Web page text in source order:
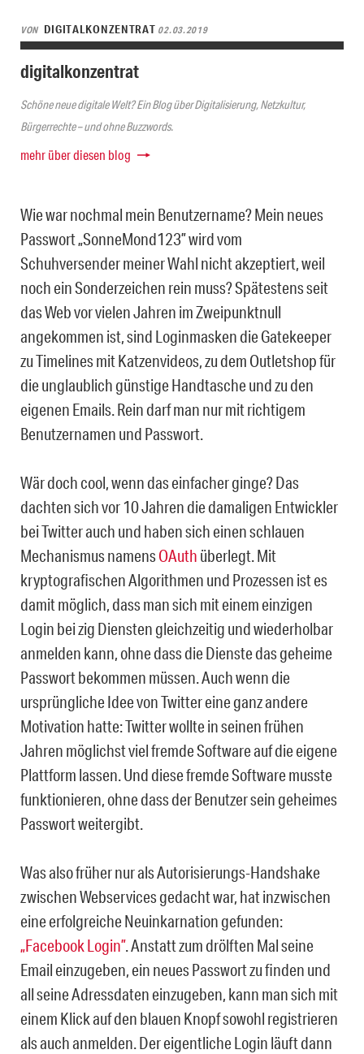
VON DIGITALKONZENTRAT 02.03.2019
digitalkonzentrat
Schöne neue digitale Welt? Ein Blog über Digitalisierung, Netzkultur,
Bürgerrechte – und ohne Buzzwords.
mehr über diesen blog
Wie war nochmal mein Benutzername? Mein neues
Passwort „SonneMond123” wird vom
Schuhversender meiner Wahl nicht akzeptiert, weil
noch ein Sonderzeichen rein muss? Spätestens seit
das Web vor vielen Jahren im Zweipunktnull
angekommen ist, sind Loginmasken die Gatekeeper
zu Timelines mit Katzenvideos, zu dem Outletshop für
die unglaublich günstige Handtasche und zu den
eigenen Emails. Rein darf man nur mit richtigem
Benutzernamen und Passwort.
Wär doch cool, wenn das einfacher ginge? Das
dachten sich vor 10 Jahren die damaligen Entwickler
bei Twitter auch und haben sich einen schlauen
Mechanismus namensOAuth überlegt. Mit
kryptografischen Algorithmen und Prozessen ist es
damit möglich, dass man sich mit einem einzigen
Login bei zig Diensten gleichzeitig und wiederholbar
anmelden kann, ohne dass die Dienste das geheime
Passwort bekommen müssen. Auch wenn die
ursprüngliche Idee von Twitter eine ganz andere
Motivation hatte: Twitter wollte in seinen frühen
Jahren möglichst viel fremde Software auf die eigene
Plattform lassen. Und diese fremde Software musste
funktionieren, ohne dass der Benutzer sein geheimes
Passwort weitergibt.
Was also früher nur als Autorisierungs-Handshake
zwischen Webservices gedacht war, hat inzwischen
eine erfolgreiche Neuinkarnation gefunden:
„Facebook Login”. Anstatt zum drölften Mal seine
Email einzugeben, ein neues Passwort zu finden und
all seine Adressdaten einzugeben, kann man sich mit
einem Klick auf den blauen Knopf sowohl registrieren
als auch anmelden. Der eigentliche Login läuft dann